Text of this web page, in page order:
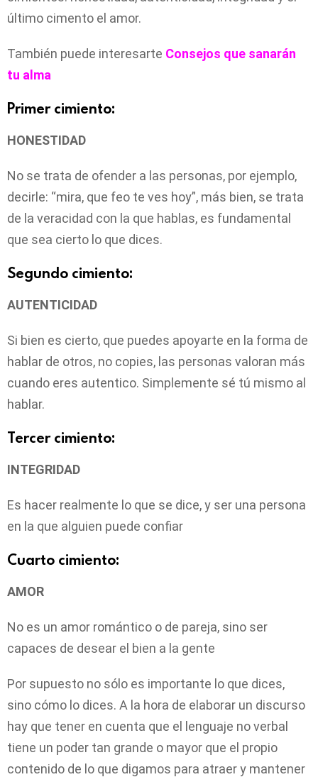
último cimento el amor.
También puede interesarte Consejos que sanarán
tu alma
Primer cimiento:
HONESTIDAD
No se trata de ofender a las personas, por ejemplo,
decirle: “mira, que feo te ves hoy”, más bien, se trata
de la veracidad con la que hablas, es fundamental
que sea cierto lo que dices.
Segundo cimiento:
AUTENTICIDAD
Si bien es cierto, que puedes apoyarte en la forma de
hablar de otros, no copies, las personas valoran más
cuando eres autentico. Simplemente sé tú mismo al
hablar.
Tercer cimiento:
INTEGRIDAD
Es hacer realmente lo que se dice, y ser una persona
en la que alguien puede confiar
Cuarto cimiento:
AMOR
No es un amor romántico o de pareja, sino ser
capaces de desear el bien a la gente
Por supuesto no sólo es importante lo que dices,
sino cómo lo dices. A la hora de elaborar un discurso
hay que tener en cuenta que el lenguaje no verbal
tiene un poder tan grande o mayor que el propio
contenido de lo que digamos para atraer y mantener